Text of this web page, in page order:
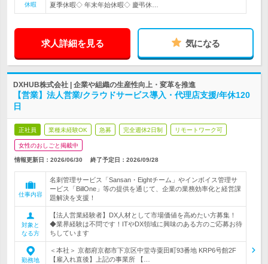
休暇
夏季休暇◇ 年末年始休暇◇ 慶弔休…
求人詳細を見る 気になる
DXHUB株式会社 | 企業や組織の生産性向上・変革を推進
【営業】法人営業/クラウドサービス導入・代理店支援/年休120
日
正社員 業種未経験OK 急募 完全週休2日制 リモートワーク可
女性のおしごと掲載中
情報更新日：2026/06/30 終了予定日： 2026/09/28
仕事内容
名刺管理サービス「Sansan・Eightチーム」やインボイス管理サ
ービス「BillOne」等の提供を通じて、企業の業務効率化と経営課
題解決を支援！
対象と
なる方
【法人営業経験者】DX人材として市場価値を高めたい方募集！
◆業界経験は不問です！ITやDX領域に興味のある方のご応募お待
ちしています
勤務地
＜本社＞ 京都府京都市下京区中堂寺粟田町93番地 KRP6号館2F
【雇入れ直後】上記の事業所 【…